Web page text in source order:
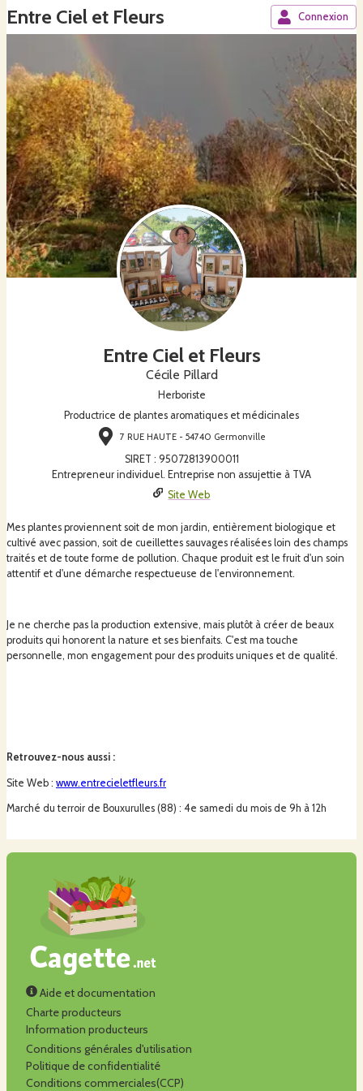
Entre Ciel et Fleurs Connexion
Entre Ciel et Fleurs
Cécile Pillard
Herboriste
Productrice de plantes aromatiques et médicinales
7 RUE HAUTE - 54740 Germonville
SIRET : 95072813900011
Entrepreneur individuel. Entreprise non assujettie à TVA
Site Web
Mes plantes proviennent soit de mon jardin, entièrement biologique et
cultivé avec passion, soit de cueillettes sauvages réalisées loin des champs
traités et de toute forme de pollution. Chaque produit est le fruit d'un soin
attentif et d'une démarche respectueuse de l'environnement.
Je ne cherche pas la production extensive, mais plutôt à créer de beaux
produits qui honorent la nature et ses bienfaits. C'est ma touche
personnelle, mon engagement pour des produits uniques et de qualité.
Retrouvez-nous aussi :
Site Web : www.entrecieletfleurs.fr
Marché du terroir de Bouxurulles (88) : 4e samedi du mois de 9h à 12h
Aide et documentation
Charte producteurs
Information producteurs
Conditions générales d'utilisation
Politique de confidentialité
Conditions commerciales(CCP)